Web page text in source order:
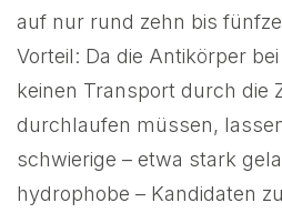
auf nur rund zehn bis
Vorteil: Da die Antikörper
keinen Transport durch die
durchlaufen müssen,
schwierige – etwa stark
hydrophobe – Kandidaten